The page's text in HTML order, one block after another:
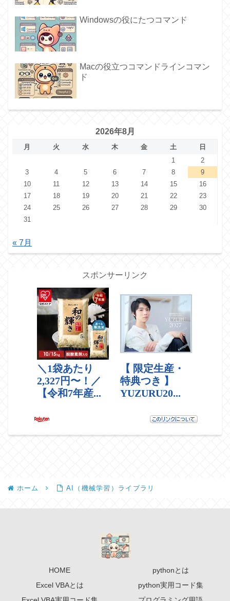
Windowsの役にたつコマンド
Macの役立つコマンドラインコマン
ド
2026年8月
月 火 水 木 金 土
日
1
2
3
4 5 6 7 8
9
10
11 12 13 14 15
16
17
18 19 20 21 22
23
24
25 26 27 28 29
30
31
« 7月
スポンサーリンク
ホーム AI（機械学習）ライブラリ
HOME
pythonとは
Excel VBAとは
python実用コード集